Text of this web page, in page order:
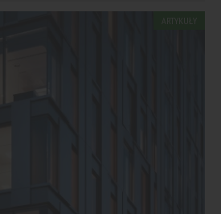
ARTYKUŁY